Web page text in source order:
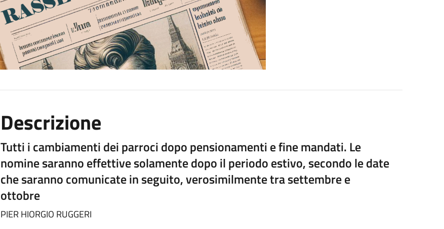
Descrizione
Tutti i cambiamenti dei parroci dopo pensionamenti e fine mandati. Le
nomine saranno effettive solamente dopo il periodo estivo, secondo le date
che saranno comunicate in seguito, verosimilmente tra settembre e
ottobre
PIER HIORGIO RUGGERI